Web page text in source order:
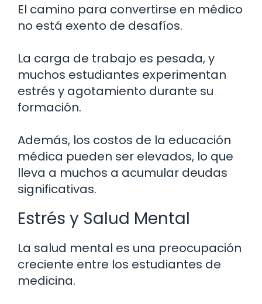
El camino para convertirse en médico
no está exento de desafíos.
La carga de trabajo es pesada, y
muchos estudiantes experimentan
estrés y agotamiento durante su
formación.
Además, los costos de la educación
médica pueden ser elevados, lo que
lleva a muchos a acumular deudas
significativas.
Estrés y Salud Mental
La salud mental es una preocupación
creciente entre los estudiantes de
medicina.